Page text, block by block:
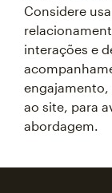
Considere
interações e
engajamento,
ao site, para
abordagem.